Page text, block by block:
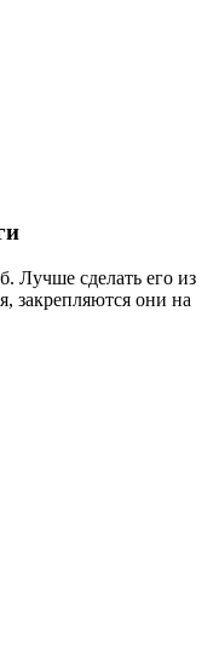
Лучше сделать его из
закрепляются они на